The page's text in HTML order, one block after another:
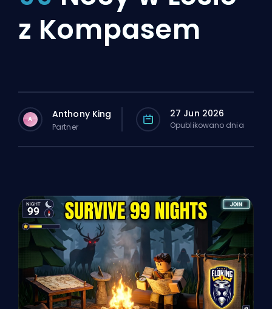
z Kompasem
A Anthony King
Partner
27 Jun 2026
Opublikowano dnia